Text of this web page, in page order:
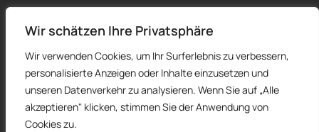
Wir schätzen Ihre Privatsphäre
Wir verwenden Cookies, um Ihr Surferlebnis zu verbessern,
personalisierte Anzeigen oder Inhalte einzusetzen und
unseren Datenverkehr zu analysieren. Wenn Sie auf „Alle
akzeptieren" klicken, stimmen Sie der Anwendung von
Cookies zu.
2026Sportkreis Frankfurt - Alle Rechte vorbehalten.
Datenschutz| Impressum